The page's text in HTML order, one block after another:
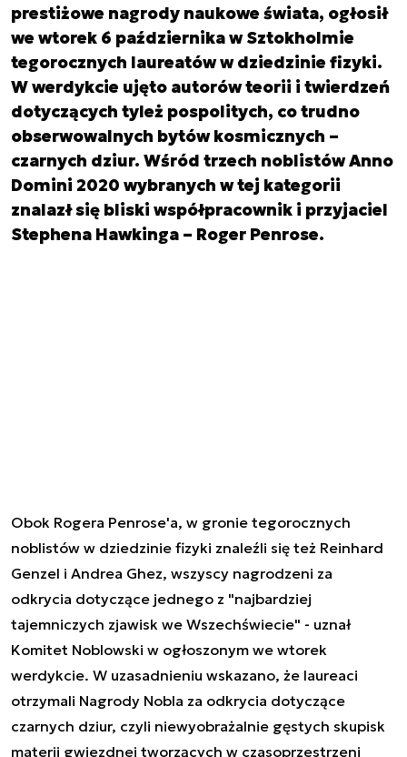
prestiżowe nagrody naukowe świata, ogłosił
we wtorek 6 października w Sztokholmie
tegorocznych laureatów w dziedzinie fizyki.
W werdykcie ujęto autorów teorii i twierdzeń
dotyczących tyleż pospolitych, co trudno
obserwowalnych bytów kosmicznych –
czarnych dziur. Wśród trzech noblistów Anno
Domini 2020 wybranych w tej kategorii
znalazł się bliski współpracownik i przyjaciel
Stephena Hawkinga – Roger Penrose.
Obok Rogera Penrose'a, w gronie tegorocznych
noblistów w dziedzinie fizyki znaleźli się też Reinhard
Genzel i Andrea Ghez, wszyscy nagrodzeni za
odkrycia dotyczące jednego z "najbardziej
tajemniczych zjawisk we Wszechświecie" - uznał
Komitet Noblowski w ogłoszonym we wtorek
werdykcie. W uzasadnieniu wskazano, że laureaci
otrzymali Nagrody Nobla za odkrycia dotyczące
czarnych dziur, czyli niewyobrażalnie gęstych skupisk
materii gwiezdnej tworzących w czasoprzestrzeni